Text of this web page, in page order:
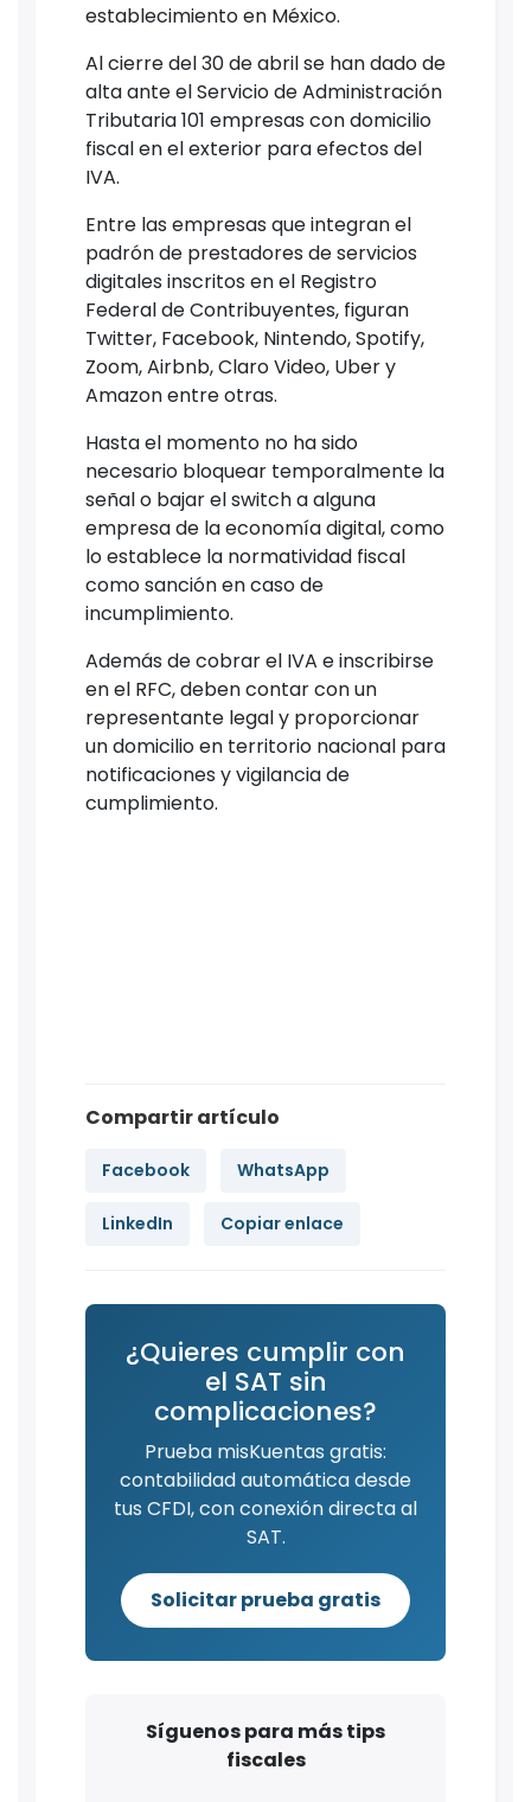
establecimiento en México.
Al cierre del 30 de abril se han dado de
alta ante el Servicio de Administración
Tributaria 101 empresas con domicilio
fiscal en el exterior para efectos del
IVA.
Entre las empresas que integran el
padrón de prestadores de servicios
digitales inscritos en el Registro
Federal de Contribuyentes, figuran
Twitter, Facebook, Nintendo, Spotify,
Zoom, Airbnb, Claro Video, Uber y
Amazon entre otras.
Hasta el momento no ha sido
necesario bloquear temporalmente la
señal o bajar el switch a alguna
empresa de la economía digital, como
lo establece la normatividad fiscal
como sanción en caso de
incumplimiento.
Además de cobrar el IVA e inscribirse
en el RFC, deben contar con un
representante legal y proporcionar
un domicilio en territorio nacional para
notificaciones y vigilancia de
cumplimiento.
Compartir artículo
Facebook WhatsApp
LinkedIn Copiar enlace
¿Quieres cumplir con
el SAT sin
complicaciones?
Prueba misKuentas gratis:
contabilidad automática desde
tus CFDI, con conexión directa al
SAT.
Solicitar prueba gratis
Síguenos para más tips
fiscales